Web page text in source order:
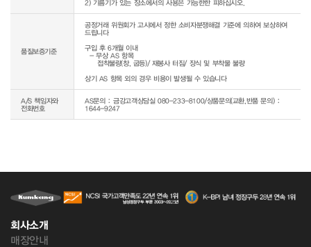
품질보증기준
공정거래 위원회가 고시에서 정한 소비자분쟁해결 기준에 의하여 보상하여
드립니다
구입 후 6개월 이내
  - 무상 AS 항목
상기 AS 항목 외의 경우 비용이 발생될 수 있습니다
A/S 책임자와
전화번호
AS문의 : 금강고객상담실 080-233-8100/상품문의(교환,반품 문의) :
1644-9247
회사소개
매장안내